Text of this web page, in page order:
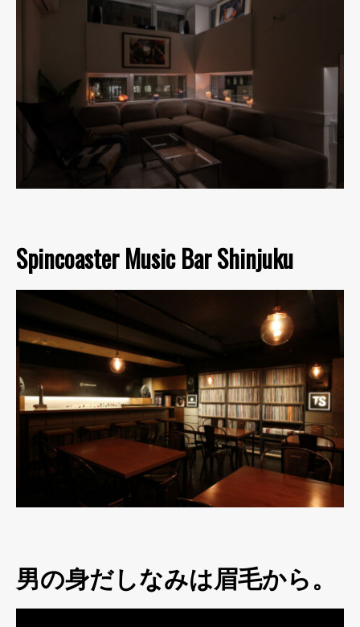
Spincoaster Music Bar Shinjuku
男の身だしなみは眉毛から。